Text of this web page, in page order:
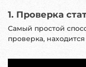
1. Проверка
Самый простой
проверка,